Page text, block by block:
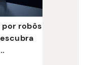
robôs